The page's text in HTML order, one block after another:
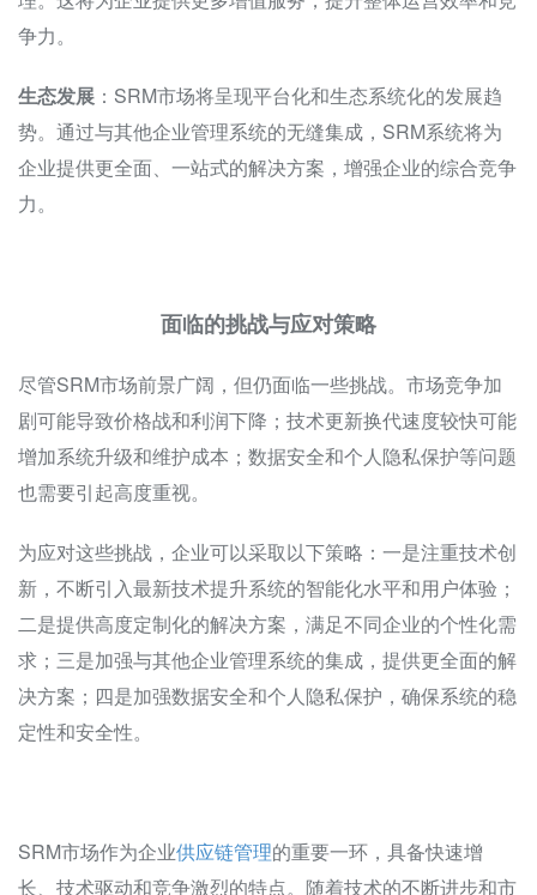
争力。
生态发展 ：SRM市场将呈现平台化和生态系统化的发展趋
势。通过与其他企业管理系统的无缝集成，SRM系统将为
企业提供更全面、一站式的解决方案，增强企业的综合竞争
力。
面临的挑战与应对策略
尽管SRM市场前景广阔，但仍面临一些挑战。市场竞争加
剧可能导致价格战和利润下降；技术更新换代速度较快可能
增加系统升级和维护成本；数据安全和个人隐私保护等问题
也需要引起高度重视。
为应对这些挑战，企业可以采取以下策略：一是注重技术创
新，不断引入最新技术提升系统的智能化水平和用户体验；
二是提供高度定制化的解决方案，满足不同企业的个性化需
求；三是加强与其他企业管理系统的集成，提供更全面的解
决方案；四是加强数据安全和个人隐私保护，确保系统的稳
定性和安全性。
SRM市场作为企业供应链管理的重要一环，具备快速增
长、技术驱动和竞争激烈的特点。随着技术的不断进步和市